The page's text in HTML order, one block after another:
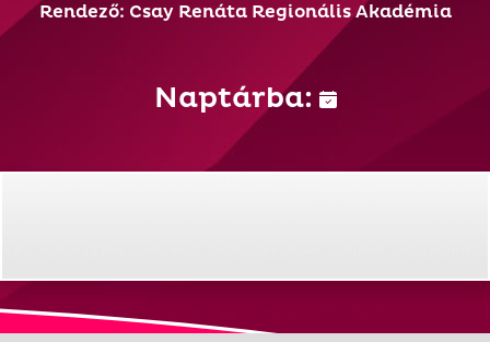
Rendező: Csay Renáta Regionális Akadémia
Naptárba: